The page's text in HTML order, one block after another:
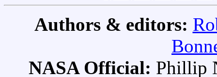
Authors & editors:
NASA Official: Phillip